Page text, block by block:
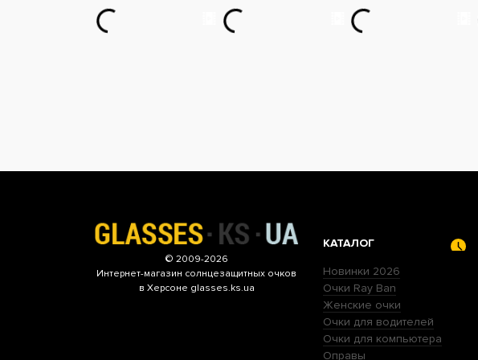
© 2009-2026
Интернет-магазин солнцезащитных очков
в Херсоне glasses.ks.ua
КАТАЛОГ
Новинки 2026
Очки Ray Ban
Женские очки
Очки для водителей
Очки для компьютера
Оправы